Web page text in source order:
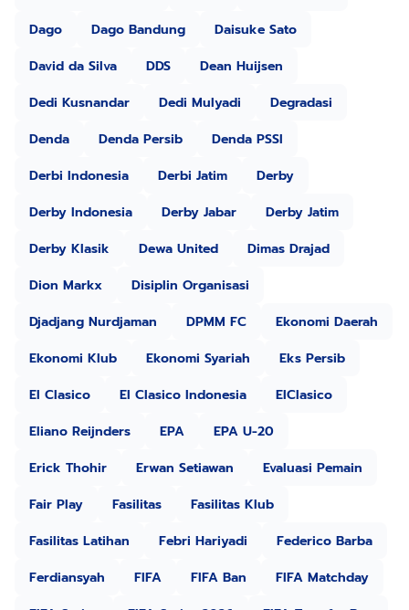
Dago
Dago Bandung
Daisuke Sato
David da Silva
DDS
Dean Huijsen
Dedi Kusnandar
Dedi Mulyadi
Degradasi
Denda
Denda Persib
Denda PSSI
Derbi Indonesia
Derbi Jatim
Derby
Derby Indonesia
Derby Jabar
Derby Jatim
Derby Klasik
Dewa United
Dimas Drajad
Dion Markx
Disiplin Organisasi
Djadjang Nurdjaman
DPMM FC
Ekonomi Daerah
Ekonomi Klub
Ekonomi Syariah
Eks Persib
El Clasico
El Clasico Indonesia
ElClasico
Eliano Reijnders
EPA
EPA U-20
Erick Thohir
Erwan Setiawan
Evaluasi Pemain
Fair Play
Fasilitas
Fasilitas Klub
Fasilitas Latihan
Febri Hariyadi
Federico Barba
Ferdiansyah
FIFA FIFA Ban
FIFA Matchday